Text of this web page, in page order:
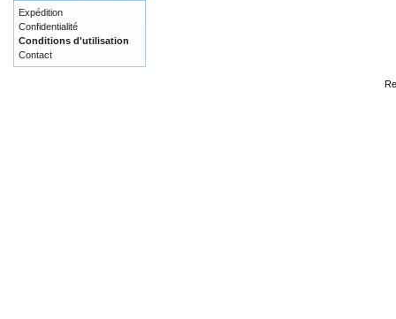
Expédition
Confidentialité
Conditions d'utilisation
Contact